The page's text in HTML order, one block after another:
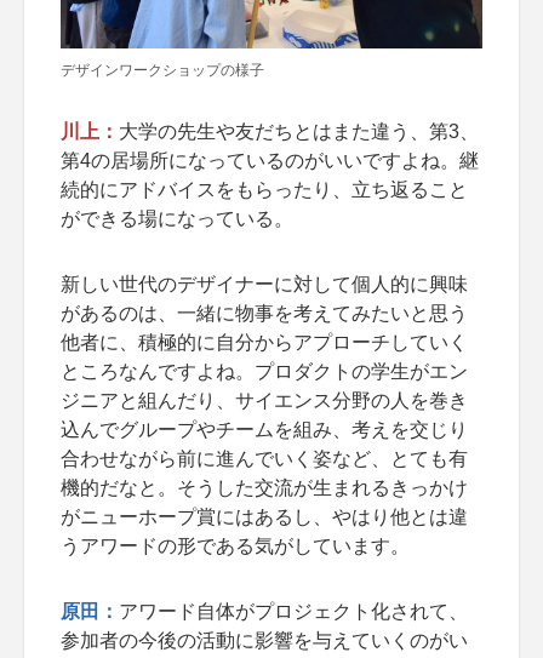
デザインワークショップの様子
川上： 大学の先生や友だちとはまた違う、第3、
第4の居場所になっているのがいいですよね。継
続的にアドバイスをもらったり、立ち返ること
ができる場になっている。
新しい世代のデザイナーに対して個人的に興味
があるのは、一緒に物事を考えてみたいと思う
他者に、積極的に自分からアプローチしていく
ところなんですよね。プロダクトの学生がエン
ジニアと組んだり、サイエンス分野の人を巻き
込んでグループやチームを組み、考えを交じり
合わせながら前に進んでいく姿など、とても有
機的だなと。そうした交流が生まれるきっかけ
がニューホープ賞にはあるし、やはり他とは違
うアワードの形である気がしています。
原田： アワード自体がプロジェクト化されて、
参加者の今後の活動に影響を与えていくのがい